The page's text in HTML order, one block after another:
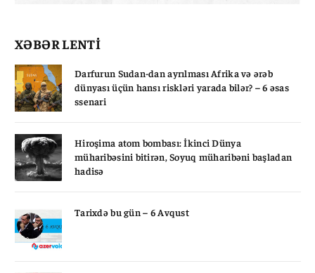
XƏBƏR LENTİ
Darfurun Sudan-dan ayrılması Afrika və ərəb
dünyası üçün hansı riskləri yarada bilər? – 6 əsas
ssenari
Hiroşima atom bombası: İkinci Dünya
müharibəsini bitirən, Soyuq müharibəni başladan
hadisə
Tarixdə bu gün – 6 Avqust